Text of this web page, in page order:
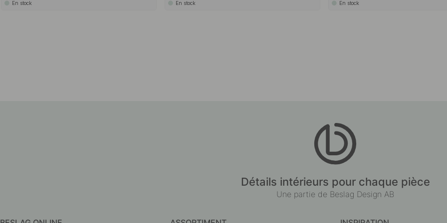
En stock En stock En stock
Détails intérieurs pour chaque pièce
Une partie de Beslag Design AB